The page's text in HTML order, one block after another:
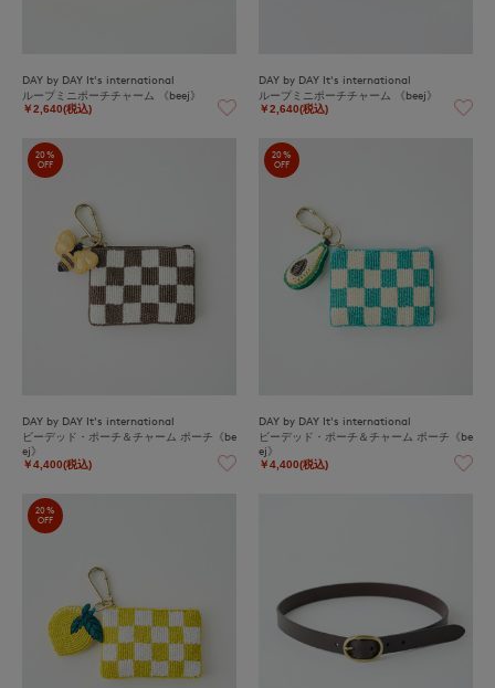
DAY by DAY It's international
ループミニポーチチャーム 《beej》
￥2,640(税込)
DAY by DAY It's international
ループミニポーチチャーム 《beej》
￥2,640(税込)
20%
OFF
DAY by DAY It's international
ビーデッド・ポーチ＆チャーム ポーチ《be
ej》
￥4,400(税込)
20%
OFF
DAY by DAY It's international
ビーデッド・ポーチ＆チャーム ポーチ《be
ej》
￥4,400(税込)
20%
OFF